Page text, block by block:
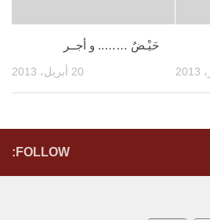
حَيْـضٌ …….. و أجــر
20 أبريل، 2013
FOLLOW: